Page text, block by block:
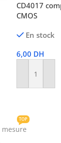
CD4017
CMOS
En stock
6,00 DH
Ajouter Au
TOP